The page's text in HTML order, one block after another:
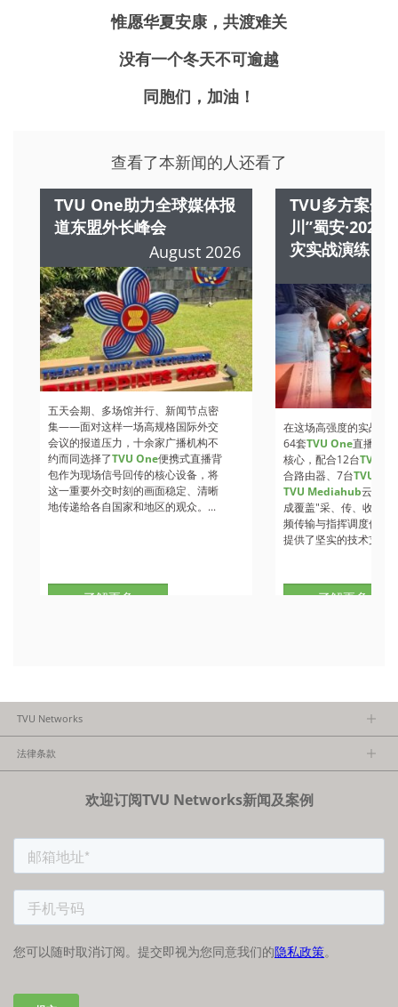
惟愿华夏安康，共渡难关
没有一个冬天不可逾越
同胞们，加油！
查看了本新闻的人还看了
TVU One助力全球媒体报
道东盟外长峰会
August 2026
五天会期、多场馆并行、新闻节点密
集——面对这样一场高规格国际外交
会议的报道压力，十余家广播机构不
约而同选择了TVU One便携式直播背
包作为现场信号回传的核心设备，将
这一重要外交时刻的画面稳定、清晰
地传递给各自国家和地区的观众。...
了解更多
TVU多方案全
川”蜀安
灾实战演练
在这场高强度的实战检
64套TVU One直播背
核心，配合12台TVU
合路由器、7台TVU
TVU Mediahub云调度
成覆盖"采、传、收、
频传输与指挥调度保障
提供了坚实的技术支撑
了解更多
TVU Networks
法律条款
欢迎订阅TVU Networks新闻及案例